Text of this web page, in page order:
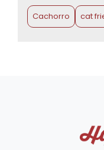
Cachorro cat